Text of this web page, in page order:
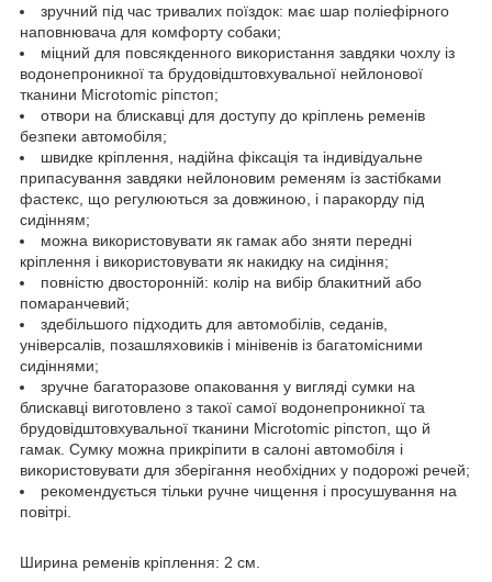
зручний під час тривалих поїздок: має шар поліефірного
наповнювача для комфорту собаки;
міцний для повсякденного використання завдяки чохлу із
водонепроникної та брудовідштовхувальної нейлонової
тканини Microtomic ріпстоп;
отвори на блискавці для доступу до кріплень ременів
безпеки автомобіля;
швидке кріплення, надійна фіксація та індивідуальне
припасування завдяки нейлоновим ременям із застібками
фастекс, що регулюються за довжиною, і паракорду під
сидінням;
можна використовувати як гамак або зняти передні
кріплення і використовувати як накидку на сидіння;
повністю двосторонній: колір на вибір блакитний або
помаранчевий;
здебільшого підходить для автомобілів, седанів,
універсалів, позашляховиків і мінівенів із багатомісними
сидіннями;
зручне багаторазове опаковання у вигляді сумки на
блискавці виготовлено з такої самої водонепроникної та
брудовідштовхувальної тканини Microtomic ріпстоп, що й
гамак. Сумку можна прикріпити в салоні автомобіля і
використовувати для зберігання необхідних у подорожі речей;
рекомендується тільки ручне чищення і просушування на
повітрі.
Ширина ременів кріплення: 2 см.